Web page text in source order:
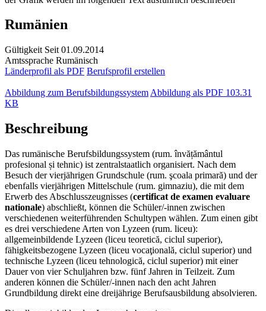
Rumänien
Gültigkeit Seit 01.09.2014
Amtssprache Rumänisch
Länderprofil als PDF Berufsprofil erstellen
Abbildung zum Berufsbildungssystem Abbildung als PDF 103.31
KB
Beschreibung
Das rumänische Berufsbildungssystem (rum. învățământul
profesional și tehnic) ist zentralstaatlich organisiert. Nach dem
Besuch der vierjährigen Grundschule (rum. şcoala primară) und der
ebenfalls vierjährigen Mittelschule (rum. gimnaziu), die mit dem
Erwerb des Abschlusszeugnisses (certificat de examen evaluare
nationale) abschließt, können die Schüler/-innen zwischen
verschiedenen weiterführenden Schultypen wählen. Zum einen gibt
es drei verschiedene Arten von Lyzeen (rum. liceu):
allgemeinbildende Lyzeen (liceu teoretică, ciclul superior),
fähigkeitsbezogene Lyzeen (liceu vocaţională, ciclul superior) und
technische Lyzeen (liceu tehnologică, ciclul superior) mit einer
Dauer von vier Schuljahren bzw. fünf Jahren in Teilzeit. Zum
anderen können die Schüler/-innen nach den acht Jahren
Grundbildung direkt eine dreijährige Berufsausbildung absolvieren.